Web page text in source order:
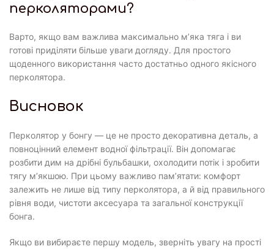
перколяторами?
Варто, якщо вам важлива максимально м’яка тяга і ви
готові приділяти більше уваги догляду. Для простого
щоденного використання часто достатньо одного якісного
перколятора.
Висновок
Перколятор у бонгу — це не просто декоративна деталь, а
повноцінний елемент водної фільтрації. Він допомагає
розбити дим на дрібні бульбашки, охолодити потік і зробити
тягу м’якшою. При цьому важливо пам’ятати: комфорт
залежить не лише від типу перколятора, а й від правильного
рівня води, чистоти аксесуара та загальної конструкції
бонга.
Якщо ви вибираєте першу модель, зверніть увагу на прості